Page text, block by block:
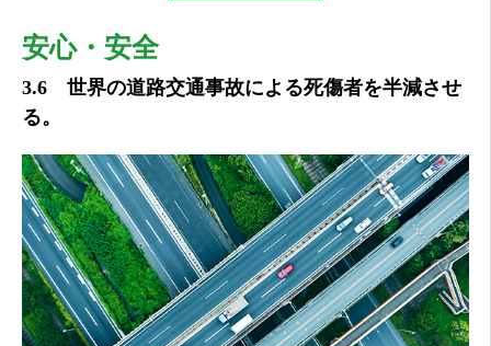
安心・安全
3.6 世界の道路交通事故による死傷者を半減させ
る。